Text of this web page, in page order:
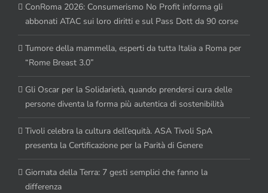
ConRoma 2026: Consumerismo No Profit informa gli
abbonati ATAC sui loro diritti e sul Pass Dott da 90 corse
Tumore della mammella, esperti da tutta Italia a Roma per
“Rome Breast 3.0”
Gli Oscar per la Solidarietà, quando prendersi cura delle
persone diventa la forma più autentica di sostenibilità
Tivoli celebra la cultura dell’equità. ASA Tivoli SpA
presenta la Certificazione per la Parità di Genere
Giornata della Terra: 7 gesti semplici che fanno la
differenza